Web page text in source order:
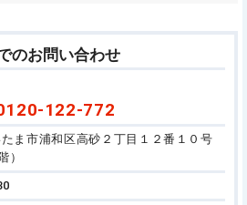
のお問い合わせ
122-772
ま市浦和区高砂２丁目１２番１０号
）